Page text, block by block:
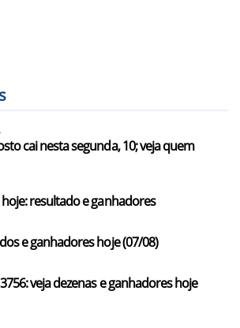
cai nesta segunda, 10; veja quem
resultado e ganhadores
e ganhadores hoje (07/08)
veja dezenas e ganhadores hoje